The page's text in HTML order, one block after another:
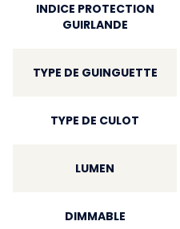
INDICE PROTECTION
GUIRLANDE
TYPE DE GUINGUETTE
TYPE DE CULOT
LUMEN
DIMMABLE